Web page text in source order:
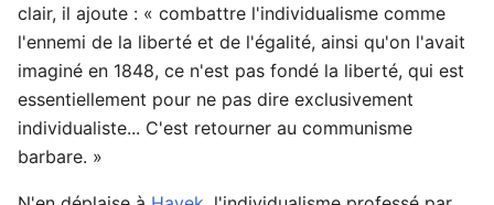
clair, il ajoute : « combattre l'individualisme comme
l'ennemi de la liberté et de l'égalité, ainsi qu'on l'avait
imaginé en 1848, ce n'est pas fondé la liberté, qui est
essentiellement pour ne pas dire exclusivement
individualiste... C'est retourner au communisme
barbare. »